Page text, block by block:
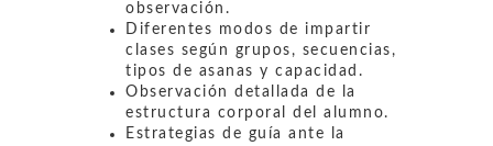
observación.
Diferentes modos de impartir
clases según grupos, secuencias,
tipos de asanas y capacidad.
Observación detallada de la
estructura corporal del alumno.
Estrategias de guía ante la